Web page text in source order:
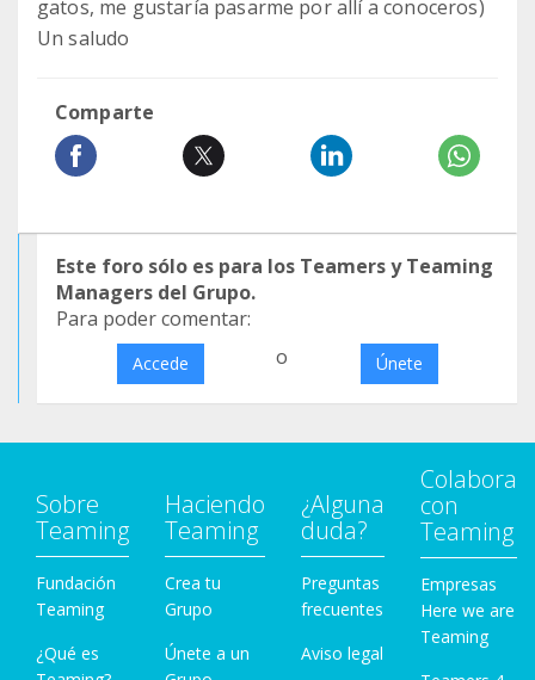
gatos, me gustaría pasarme por allí a conoceros)
Un saludo
Comparte
Este foro sólo es para los Teamers y Teaming
Managers del Grupo.
Para poder comentar:
Accede o Únete
Sobre
Teaming
Fundación
Teaming
¿Qué es
Haciendo
Teaming
Crea tu
Grupo
Únete a un
¿Alguna
duda?
Preguntas
frecuentes
Aviso legal
Colabora
con
Teaming
Empresas
Here we are
Teaming